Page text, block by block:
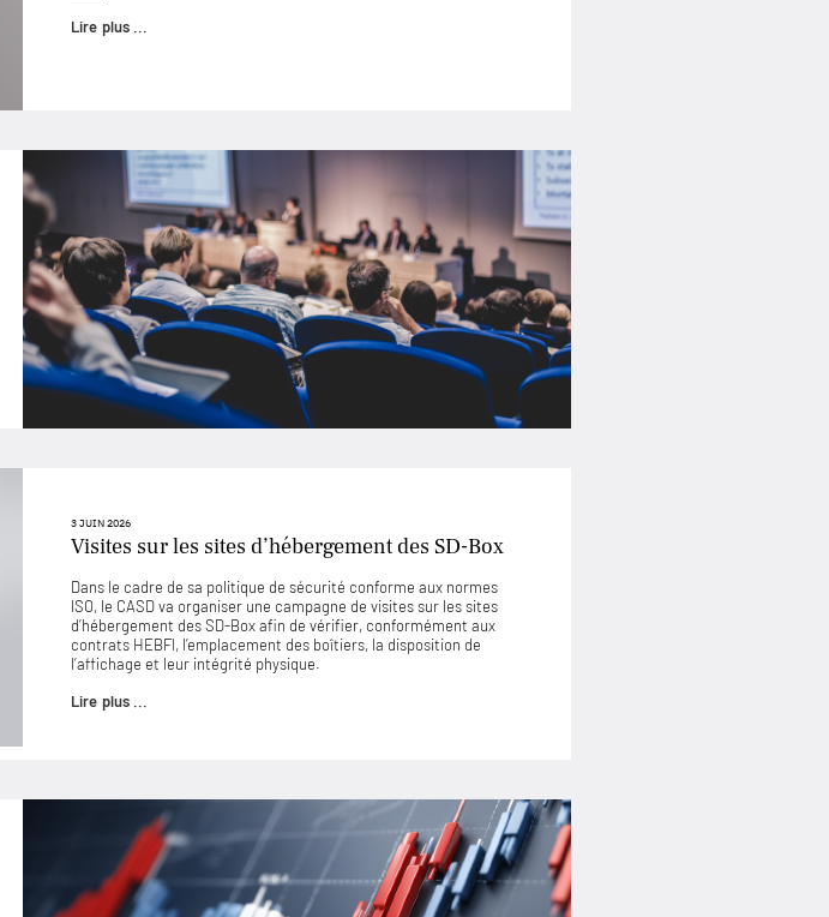
Lire plus ...
3 JUIN 2026
Visites sur les sites d’hébergement des SD-Box
Dans le cadre de sa politique de sécurité conforme aux normes
ISO, le CASD va organiser une campagne de visites sur les sites
d’hébergement des SD-Box afin de vérifier, conformément aux
contrats HEBFI, l’emplacement des boîtiers, la disposition de
l’affichage et leur intégrité physique.
Lire plus ...